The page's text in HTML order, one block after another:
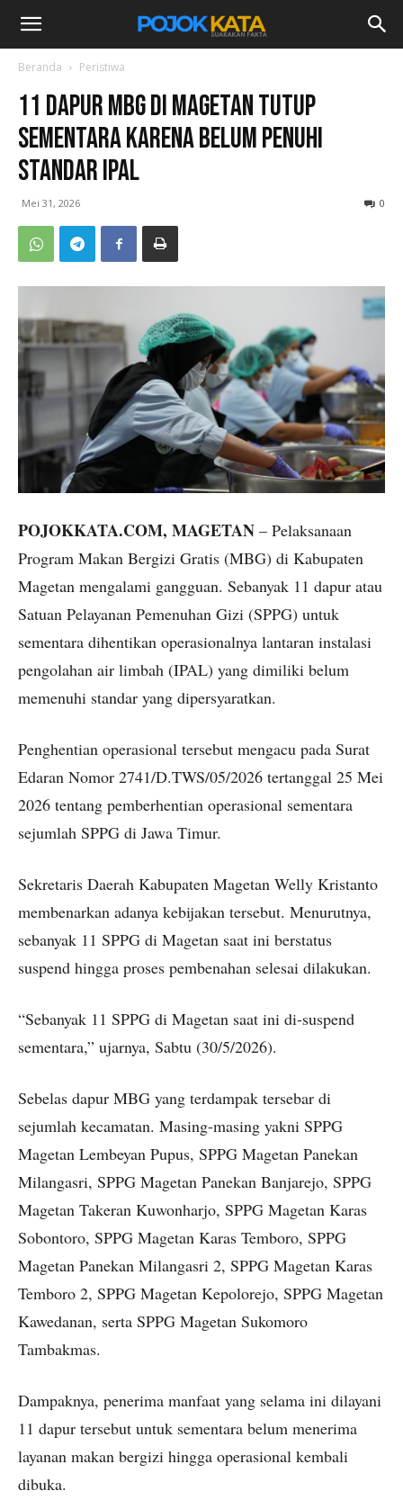
Beranda Peristiwa
11 Dapur MBG di Magetan Tutup
Sementara karena Belum Penuhi
Standar IPAL
Mei 31, 2026 0
POJOKKATA.COM, MAGETAN – Pelaksanaan
Program Makan Bergizi Gratis (MBG) di Kabupaten
Magetan mengalami gangguan. Sebanyak 11 dapur atau
Satuan Pelayanan Pemenuhan Gizi (SPPG) untuk
sementara dihentikan operasionalnya lantaran instalasi
pengolahan air limbah (IPAL) yang dimiliki belum
memenuhi standar yang dipersyaratkan.
Penghentian operasional tersebut mengacu pada Surat
Edaran Nomor 2741/D.TWS/05/2026 tertanggal 25 Mei
2026 tentang pemberhentian operasional sementara
sejumlah SPPG di Jawa Timur.
Sekretaris Daerah Kabupaten Magetan Welly Kristanto
membenarkan adanya kebijakan tersebut. Menurutnya,
sebanyak 11 SPPG di Magetan saat ini berstatus
suspend hingga proses pembenahan selesai dilakukan.
“Sebanyak 11 SPPG di Magetan saat ini di-suspend
sementara,” ujarnya, Sabtu (30/5/2026).
Sebelas dapur MBG yang terdampak tersebar di
sejumlah kecamatan. Masing-masing yakni SPPG
Magetan Lembeyan Pupus, SPPG Magetan Panekan
Milangasri, SPPG Magetan Panekan Banjarejo, SPPG
Magetan Takeran Kuwonharjo, SPPG Magetan Karas
Sobontoro, SPPG Magetan Karas Temboro, SPPG
Magetan Panekan Milangasri 2, SPPG Magetan Karas
Temboro 2, SPPG Magetan Kepolorejo, SPPG Magetan
Kawedanan, serta SPPG Magetan Sukomoro
Tambakmas.
Dampaknya, penerima manfaat yang selama ini dilayani
11 dapur tersebut untuk sementara belum menerima
layanan makan bergizi hingga operasional kembali
dibuka.